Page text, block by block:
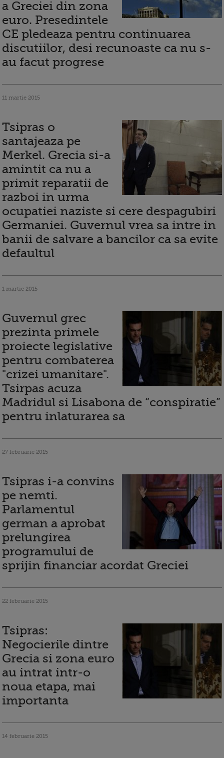
a Greciei din zona
euro. Presedintele
CE pledeaza pentru continuarea
discutiilor, desi recunoaste ca nu s-
au facut progrese
11 martie 2015
Tsipras o
santajeaza pe
Merkel. Grecia si-a
amintit ca nu a
primit reparatii de
razboi in urma
ocupatiei naziste si cere despagubiri
Germaniei. Guvernul vrea sa intre in
banii de salvare a bancilor ca sa evite
defaultul
1 martie 2015
Guvernul grec
prezinta primele
proiecte legislative
pentru combaterea
"crizei umanitare".
Tsirpas acuza
Madridul si Lisabona de “conspiratie”
pentru inlaturarea sa
27 februarie 2015
Tsipras i-a convins
pe nemti.
Parlamentul
german a aprobat
prelungirea
programului de
sprijin financiar acordat Greciei
22 februarie 2015
Tsipras:
Negocierile dintre
Grecia si zona euro
au intrat intr-o
noua etapa, mai
importanta
14 februarie 2015